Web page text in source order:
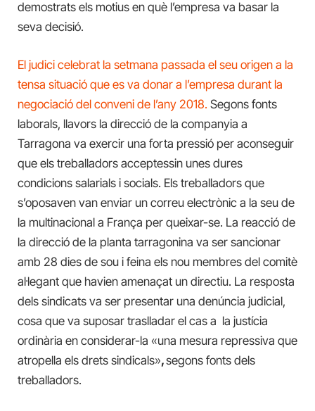
demostrats els motius en què l’empresa va basar la
seva decisió.
El judici celebrat la setmana passada el seu origen a la
tensa situació que es va donar a l’empresa durant la
negociació del conveni de l’any 2018. Segons fonts
laborals, llavors la direcció de la companyia a
Tarragona va exercir una forta pressió per aconseguir
que els treballadors acceptessin unes dures
condicions salarials i socials. Els treballadors que
s’oposaven van enviar un correu electrònic a la seu de
la multinacional a França per queixar-se. La reacció de
la direcció de la planta tarragonina va ser sancionar
amb 28 dies de sou i feina els nou membres del comitè
al·legant que havien amenaçat un directiu. La resposta
dels sindicats va ser presentar una denúncia judicial,
cosa que va suposar traslladar el cas a la justícia
ordinària en considerar-la «una mesura repressiva que
atropella els drets sindicals»,segons fonts dels
treballadors.